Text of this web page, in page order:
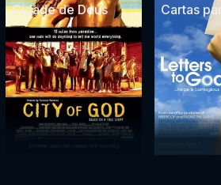
Cidade de Deus Cartas